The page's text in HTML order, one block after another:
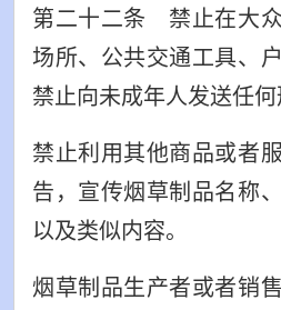
第二十二条 禁止在大
场所、公共交通工具、
禁止向未成年人发送任何
禁止利用其他商品或者
告，宣传烟草制品名称
以及类似内容。
烟草制品生产者或者销